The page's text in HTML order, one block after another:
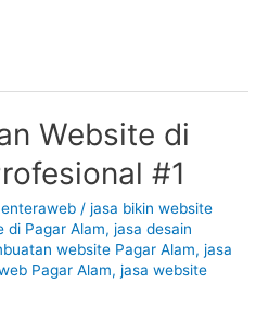
Website di
#1
/jasa bikin website
di Pagar Alam,jasa desain
website Pagar Alam,jasa
Pagar Alam,jasa website